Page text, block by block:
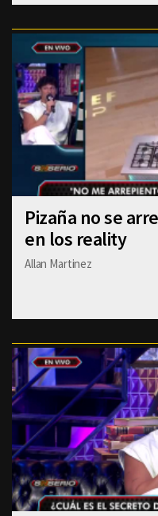
Pizaña no se
en los reality
Allan Martinez